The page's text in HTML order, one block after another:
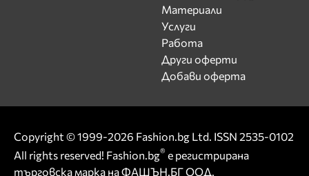
Материали
Услуги
Работа
Други оферти
Добави оферта
Copyright © 1999-2026 Fashion.bg Ltd. ISSN 2535-0102
All rights reserved! Fashion.bg® е регистрирана
търговска марка на ФАШЪН.БГ ООД.